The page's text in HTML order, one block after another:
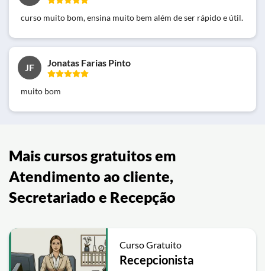
curso muito bom, ensina muito bem além de ser rápido e útil.
JF Jonatas Farias Pinto
muito bom
Mais cursos gratuitos em
Atendimento ao cliente,
Secretariado e Recepção
Curso Gratuito
Recepcionista